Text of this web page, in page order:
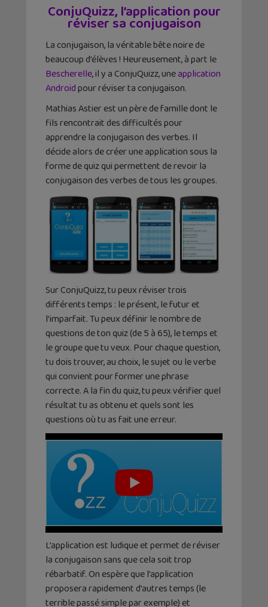
ConjuQuizz, l’application pour
réviser sa conjugaison
La conjugaison, la véritable bête noire de
beaucoup d’élèves ! Heureusement, à part le
Bescherelle, il y a ConjuQuizz, uneapplication
Androidpour réviser ta conjugaison.
Mathias Astier est un père de famille dont le
fils rencontrait des difficultés pour
apprendre la conjugaison des verbes. Il
décide alors de créer une application sous la
forme de quiz qui permettent de revoir la
conjugaison des verbes de tous les groupes.
Sur ConjuQuizz, tu peux réviser trois
différents temps : le présent, le futur et
l’imparfait. Tu peux définir le nombre de
questions de ton quiz (de 5 à 65), le temps et
le groupe que tu veux. Pour chaque question,
tu dois trouver, au choix, le sujet ou le verbe
qui convient pour former une phrase
correcte. A la fin du quiz, tu peux vérifier quel
résultat tu as obtenu et quels sont les
questions où tu as fait une erreur.
L’application est ludique et permet de réviser
la conjugaison sans que cela soit trop
rébarbatif. On espère que l’application
proposera rapidement d’autres temps (le
terrible passé simple par exemple) et